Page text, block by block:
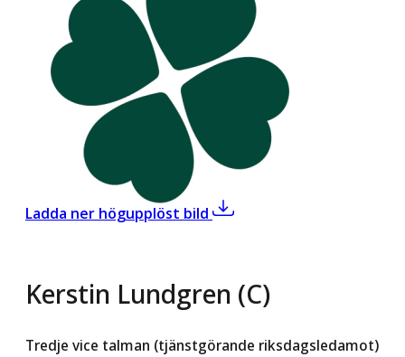
Ladda ner högupplöst bild ,Kerstin Lundgren (C)
Kerstin Lundgren (C)
Tredje vice talman (tjänstgörande riksdagsledamot)